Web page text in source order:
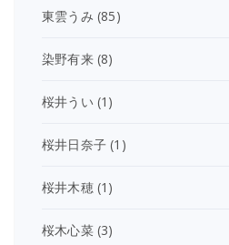
東雲うみ (85)
染野有来(8)
桜井うい (1)
桜井日奈子 (1)
桜井木穂(1)
桜木心菜(3)